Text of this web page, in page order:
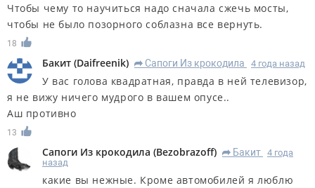
Чтобы чему то научиться надо сначала сжечь мосты,
чтобы не было позорного соблазна все вернуть.
18
Бакит (Daifreenik) R Сапоги Из крокодила 4 года назад
У вас голова квадратная, правда в ней телевизор,
я не вижу ничего мудрого в вашем опусе..
Аш противно
13
Сапоги Из крокодила (Bezobrazoff) R Бакит 4 года
назад
какие вы нежные. Кроме автомобилей я люблю